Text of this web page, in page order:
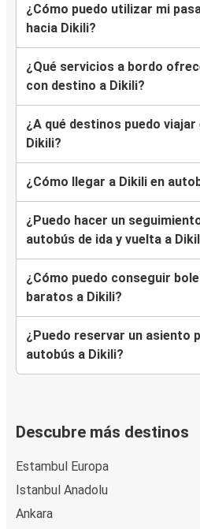
¿Cómo puedo utilizar mi
hacia Dikili?
¿Qué servicios a bordo
con destino a Dikili?
¿A qué destinos puedo
Dikili?
¿Cómo llegar a Dikili en
¿Puedo hacer un
autobús de ida y vuelta a
¿Cómo puedo conseguir
baratos a Dikili?
¿Puedo reservar un asiento
autobús a Dikili?
Descubre más destinos
Estambul Europa
Istanbul Anadolu
Ankara